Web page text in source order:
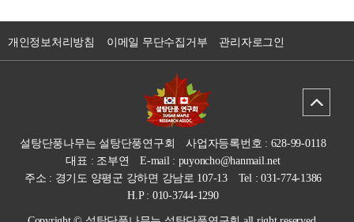
개인정보처리방침 이메일 무단수집거부 관리자로그인
설탕단풍나무는 설탕단풍연구회
사업자등록번호 : 628-99-0118
대표 : 조부연
E-mail : puyoncho@hanmail.net
주소 : 경기도 양평군 강하면 강남로 107-13
Tel : 031-774-1386
H.P : 010-3744-1290